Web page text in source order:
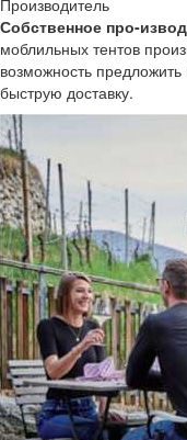
Производитель
Собственное про-
моблильных тентов
возможность
быструю доставку.